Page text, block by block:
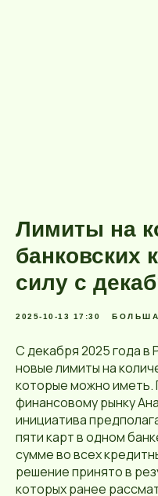
Лимиты на
банковских
силу с
2025-10-13 17:30
С декабря 2025 года в
новые лимиты на
которые можно иметь.
финансовому рынку
инициатива
пяти карт в одном
сумме во всех
решение принято в
которых ранее